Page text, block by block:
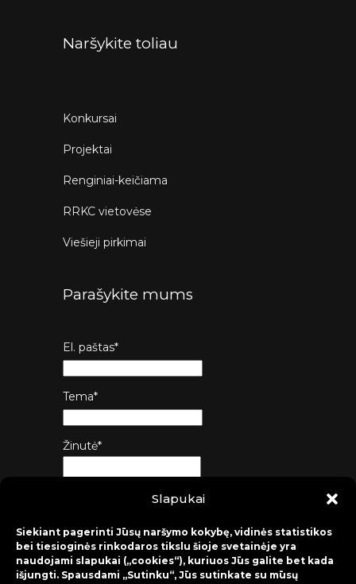
Slapukai
Siekiant pagerinti Jūsų naršymo kokybę, vidinės statistikos
bei tiesioginės rinkodaros tikslu šioje svetainėje yra
naudojami slapukai („cookies“), kuriuos Jūs galite bet kada
išjungti. Spausdami „Sutinku“, Jūs sutinkate su mūsų
Naršykite toliau
Konkursai
Projektai
Renginiai-keičiama
RRKC vietovėse
Viešieji pirkimai
Parašykite mums
El. paštas*
Tema*
Žinutė*